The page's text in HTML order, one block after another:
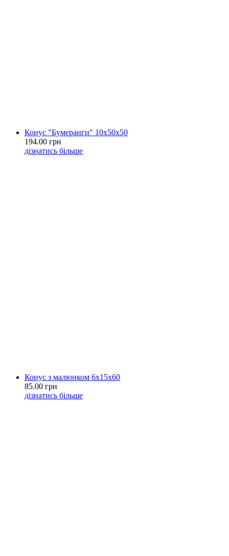
Конус "Бумеранги" 10х50х50
194.00 грн
дізнатись більше
Конус з малюнком 6х15х60
85.00 грн
дізнатись більше